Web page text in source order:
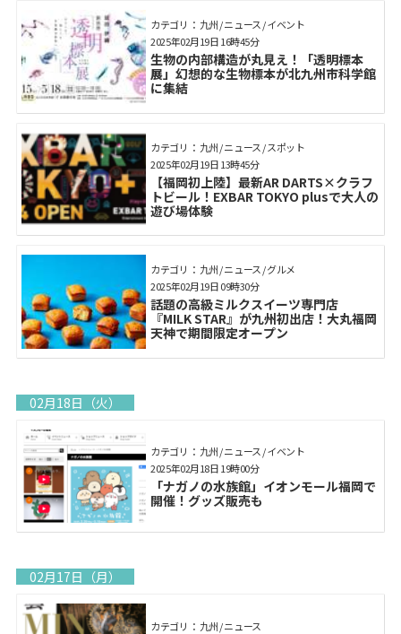
カテゴリ： 九州 / ニュース / イベント
生物の内部構造が丸見え！「透明標本
展」幻想的な生物標本が北九州市科学館
に集結
2025年02月19日 16時45分
カテゴリ： 九州 / ニュース / スポット
【福岡初上陸】最新AR DARTS×クラフ
トビール！EXBAR TOKYO plusで大人の
遊び場体験
2025年02月19日 13時45分
カテゴリ： 九州 / ニュース / グルメ
話題の高級ミルクスイーツ専門店
『MILK STAR』が九州初出店！大丸福岡
天神で期間限定オープン
2025年02月19日 09時30分
02月18日（火）
カテゴリ： 九州 / ニュース / イベント
「ナガノの水族館」イオンモール福岡で
開催！グッズ販売も
2025年02月18日 19時00分
02月17日（月）
カテゴリ： 九州 / ニュース